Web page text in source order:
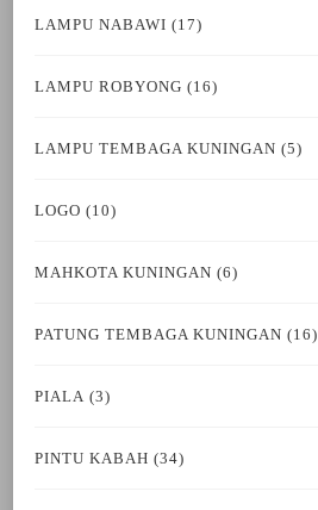
LAMPU NABAWI (17)
LAMPU ROBYONG (16)
LAMPU TEMBAGA KUNINGAN (5)
LOGO (10)
MAHKOTA KUNINGAN (6)
PATUNG TEMBAGA KUNINGAN (16)
PIALA (3)
PINTU KABAH (34)